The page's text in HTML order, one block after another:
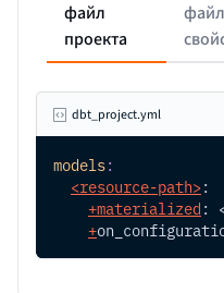
файл
проекта
файл
dbt_project.yml
models:
<resource-path>:
+materialized :
+